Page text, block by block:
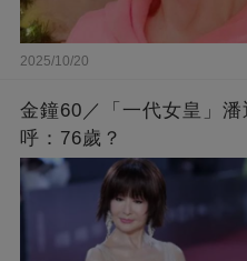
2025/10/20
金鐘60／「一代女皇」
呼：76歲？